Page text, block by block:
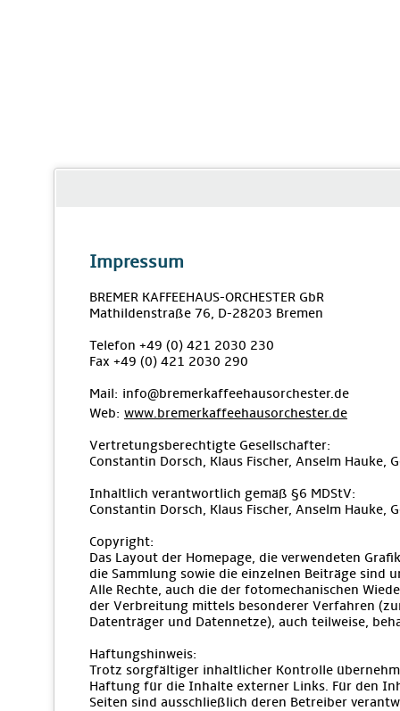
Impressum
BREMER KAFFEEHAUS-ORCHESTER GbR
Mathildenstraße 76, D-28203 Bremen
Telefon +49 (0) 421 2030 230
Fax +49 (0) 421 2030 290
Mail: info@bremerkaffeehausorchester.de
Web: www.bremerkaffeehausorchester.de
Vertretungsberechtigte Gesellschafter:
Constantin Dorsch, Klaus Fischer, Anselm Hauke,
Inhaltlich verantwortlich gemäß §6 MDStV:
Constantin Dorsch, Klaus Fischer, Anselm Hauke,
Copyright:
Das Layout der Homepage, die verwendeten
die Sammlung sowie die einzelnen Beiträge sind
Alle Rechte, auch die der fotomechanischen
der Verbreitung mittels besonderer Verfahren
Datenträger und Datennetze), auch teilweise,
Haftungshinweis:
Trotz sorgfältiger inhaltlicher Kontrolle
Haftung für die Inhalte externer Links. Für den
Seiten sind ausschließlich deren Betreiber